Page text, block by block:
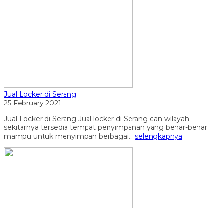
Jual Locker di Serang
25 February 2021
Jual Locker di Serang Jual locker di Serang dan wilayah
sekitarnya tersedia tempat penyimpanan yang benar-benar
mampu untuk menyimpan berbagai... selengkapnya